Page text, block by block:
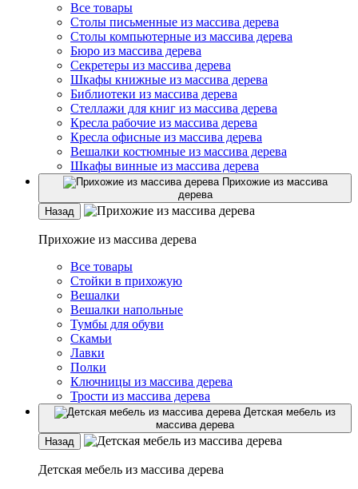
Все товары
Столы письменные из массива дерева
Столы компьютерные из массива дерева
Бюро из массива дерева
Секретеры из массива дерева
Шкафы книжные из массива дерева
Библиотеки из массива дерева
Стеллажи для книг из массива дерева
Кресла рабочие из массива дерева
Кресла офисные из массива дерева
Вешалки костюмные из массива дерева
Шкафы винные из массива дерева
Прихожие из массива
дерева
Назад
Прихожие из массива дерева
Все товары
Стойки в прихожую
Вешалки
Вешалки напольные
Тумбы для обуви
Скамьи
Лавки
Полки
Ключницы из массива дерева
Трости из массива дерева
Детская мебель из
массива дерева
Назад
Детская мебель из массива дерева